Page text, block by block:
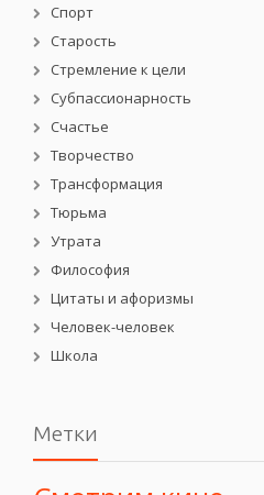
Спорт
Старость
Стремление к цели
Субпассионарность
Счастье
Творчество
Трансформация
Тюрьма
Утрата
Философия
Цитаты и афоризмы
Человек-человек
Школа
Метки